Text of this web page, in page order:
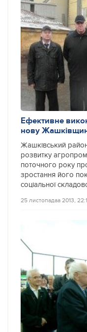
Ефективне
нову
Жашківський
розвитку
поточного року
зростання його
соціальної
25 листопадаа 2013,